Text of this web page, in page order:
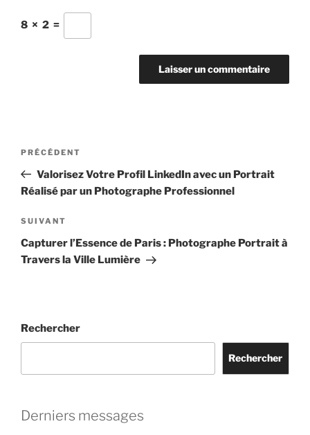
8 × 2 =
Navigation
l’article
Article
précédent
PRÉCÉDENT
Valorisez Votre Profil LinkedIn avec un Portrait
Réalisé par un Photographe Professionnel
Article
suivant
SUIVANT
Capturer l’Essence de Paris : Photographe Portrait à
Travers la Ville Lumière
Rechercher
Rechercher
Derniers messages